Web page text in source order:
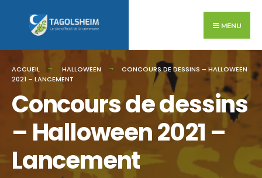
MENU
ACCUEIL HALLOWEEN
CONCOURS DE DESSINS – HALLOWEEN
2021 – LANCEMENT
Concours de dessins
– Halloween 2021 –
Lancement
for: